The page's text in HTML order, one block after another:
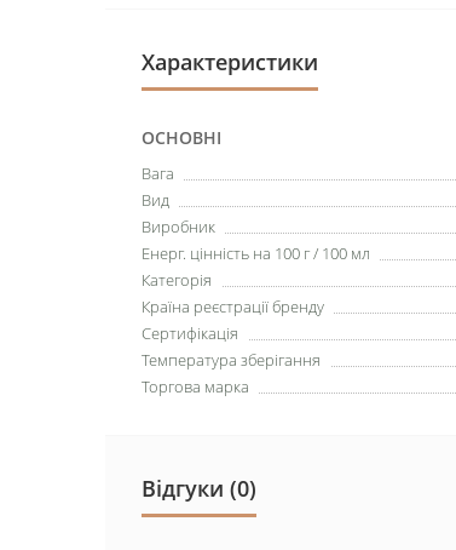
Характеристики
ОСНОВНІ
Вага
Вид
Виробник
Енерг. цінність на 100 г / 100 мл
Категорія
Країна реєстрації бренду
Сертифікація
Температура зберігання
Торгова марка
Відгуки (0)